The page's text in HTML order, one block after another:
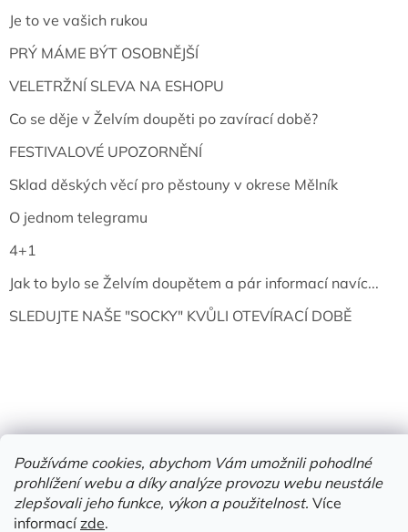
Používáme cookies, abychom Vám umožnili pohodlné
prohlížení webu a díky analýze provozu webu neustále
zlepšovali jeho funkce, výkon a použitelnost. Více
informacízde.
Je to ve vašich rukou
PRÝ MÁME BÝT OSOBNĚJŠÍ
VELETRŽNÍ SLEVA NA ESHOPU
Co se děje v Želvím doupěti po zavírací době?
FESTIVALOVÉ UPOZORNĚNÍ
Sklad děských věcí pro pěstouny v okrese Mělník
O jednom telegramu
4+1
Jak to bylo se Želvím doupětem a pár informací navíc...
SLEDUJTE NAŠE "SOCKY" KVŮLI OTEVÍRACÍ DOBĚ
Vytvořil Shoptet